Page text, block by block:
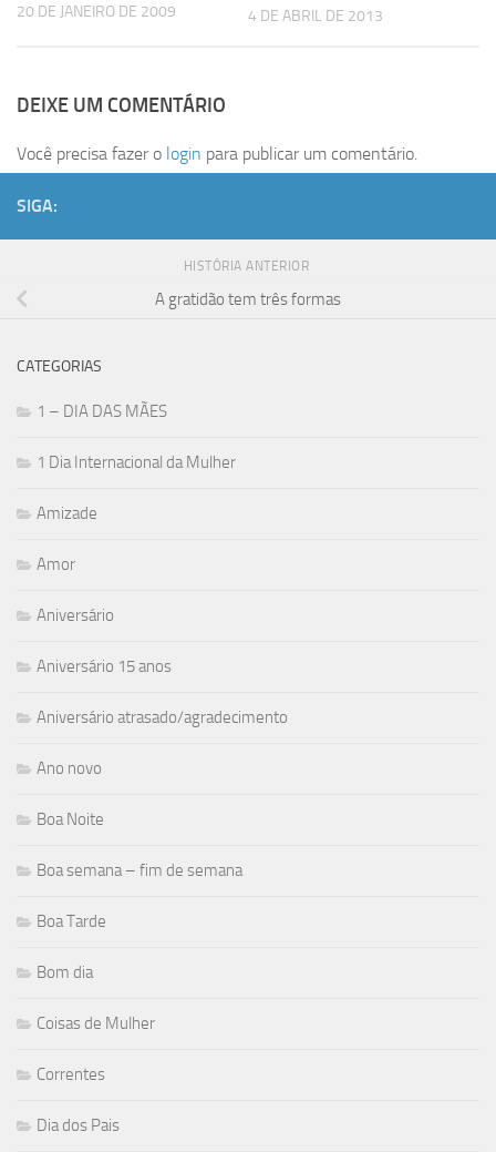
20 DE JANEIRO DE 2009 4 DE ABRIL DE 2013
DEIXE UM COMENTÁRIO
Você precisa fazer o login para publicar um comentário.
SIGA:
HISTÓRIA ANTERIOR
A gratidão tem três formas
CATEGORIAS
1 – DIA DAS MÃES
1 Dia Internacional da Mulher
Amizade
Amor
Aniversário
Aniversário 15 anos
Aniversário atrasado/agradecimento
Ano novo
Boa Noite
Boa semana – fim de semana
Boa Tarde
Bom dia
Coisas de Mulher
Correntes
Dia dos Pais